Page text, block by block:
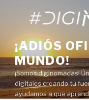
¡ADIÓS
MUNDO!
¡Somos diginomadas!
digitales creando tu
ayudamos a que